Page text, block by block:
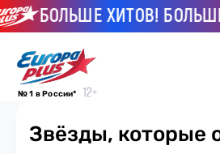
БОЛЬШЕ ХИТОВ! БОЛЬШЕ
№ 1 в России*
Звёзды, которые